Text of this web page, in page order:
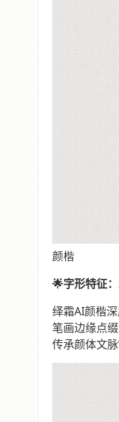
颜楷
🌟字形特征
绎霜AI颜楷
笔画边缘点
传承颜体文